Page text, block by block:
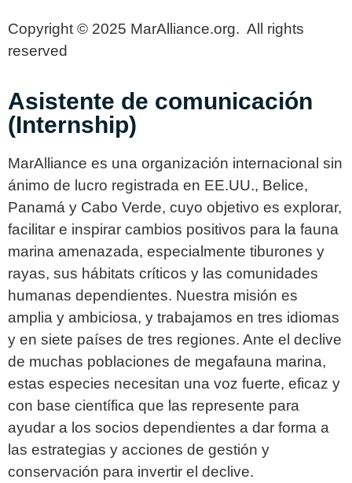
Copyright © 2025 MarAlliance.org. All rights
reserved
Asistente de comunicación
(Internship)
MarAlliance es una organización internacional sin
ánimo de lucro registrada en EE.UU., Belice,
Panamá y Cabo Verde, cuyo objetivo es explorar,
facilitar e inspirar cambios positivos para la fauna
marina amenazada, especialmente tiburones y
rayas, sus hábitats críticos y las comunidades
humanas dependientes. Nuestra misión es
amplia y ambiciosa, y trabajamos en tres idiomas
y en siete países de tres regiones. Ante el declive
de muchas poblaciones de megafauna marina,
estas especies necesitan una voz fuerte, eficaz y
con base científica que las represente para
ayudar a los socios dependientes a dar forma a
las estrategias y acciones de gestión y
conservación para invertir el declive.